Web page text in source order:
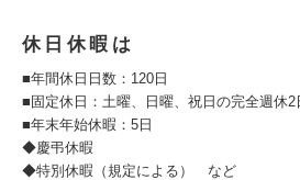
休日休暇は
■年間休日日数：120日
■固定休日：土曜、日曜、祝日の完全週休2
■年末年始休暇：5日
◆慶弔休暇
◆特別休暇（規定による） など